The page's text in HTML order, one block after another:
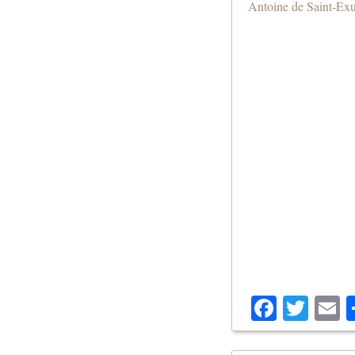
Antoine de Saint-